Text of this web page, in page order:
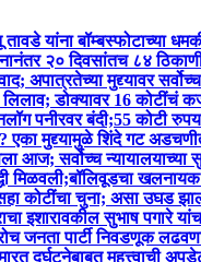
तावडे यांना बॉम्बस्फोटाच्या
२० दिवसांतच ८४
अपात्रतेच्या मुद्द्यावर
लिलाव; डोक्यावर 16
पनीरवर बंदी;55 कोटी
मुद्द्यामुळे शिंदे गट
आज; सर्वोच्च न्यायालयाच्या
खलनायक
कोटींचा चुना; असा उघड
इशारावकील सुभाष पगारे
जनता पार्टी निवडणूक
दुर्घटनेबाबत महत्त्वाची